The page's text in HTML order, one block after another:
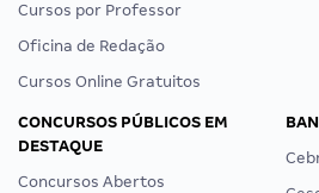
Cursos por Professor
Oficina de Redação
Cursos Online Gratuitos
CONCURSOS PÚBLICOS EM
DESTAQUE
Concursos Abertos